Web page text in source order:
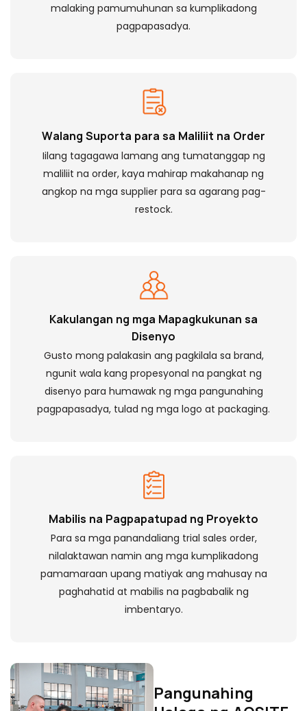
malaking pamumuhunan sa kumplikadong
pagpapasadya.
Walang Suporta para sa Maliliit na Order
Iilang tagagawa lamang ang tumatanggap ng
maliliit na order, kaya mahirap makahanap ng
angkop na mga supplier para sa agarang pag-
restock.
Kakulangan ng mga Mapagkukunan sa
Disenyo
Gusto mong palakasin ang pagkilala sa brand,
ngunit wala kang propesyonal na pangkat ng
disenyo para humawak ng mga pangunahing
pagpapasadya, tulad ng mga logo at packaging.
Mabilis na Pagpapatupad ng Proyekto
Para sa mga panandaliang trial sales order,
nilalaktawan namin ang mga kumplikadong
pamamaraan upang matiyak ang mahusay na
paghahatid at mabilis na pagbabalik ng
imbentaryo.
Pangunahing